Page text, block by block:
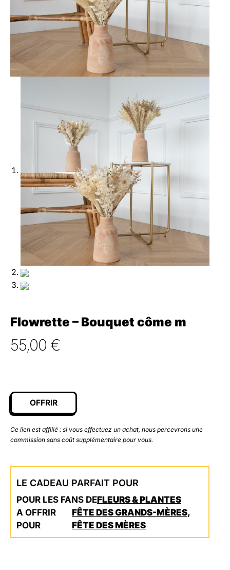
Flowrette – Bouquet côme m
55,00 €
OFFRIR
Ce lien est affilié : si vous effectuez un achat, nous percevrons une
commission sans coût supplémentaire pour vous.
LE CADEAU PARFAIT POUR
POUR LES FANS DEFLEURS & PLANTES
A OFFRIR
POUR
FÊTE DES GRANDS-MÈRES,
FÊTE DES MÈRES